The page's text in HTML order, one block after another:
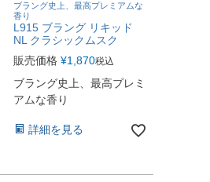
ブラング史上、最高プレミアムな
香り
L915 ブラング リキッド
NL クラシックムスク
販売価格 ¥1,870税込
ブラング史上、最高プレミ
アムな香り
詳細を見る